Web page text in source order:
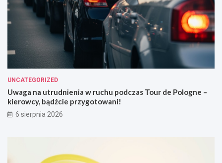
UNCATEGORIZED
Uwaga na utrudnienia w ruchu podczas Tour de Pologne –
kierowcy, bądźcie przygotowani!
6 sierpnia 2026